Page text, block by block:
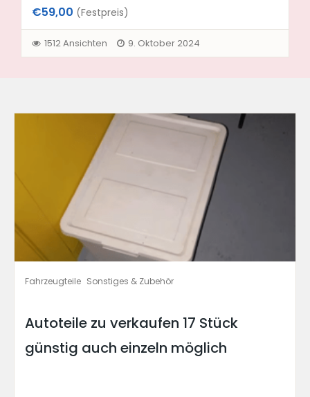
(Verhandlungsbasis)
€69,00 (Festpreis)
791 Ansichten 8. Mai 2025
Fahrzeugteile Sonstiges & Zubehör
Autoteile zu verkaufen 17 Stück
günstig auch einzeln möglich